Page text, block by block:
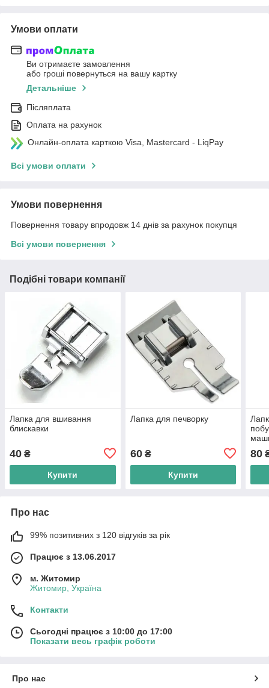
Умови оплати
Ви отримаєте замовлення
або гроші повернуться на вашу картку
Детальніше
Післяплата
Оплата на рахунок
Онлайн-оплата карткою Visa, Mastercard - LiqPay
Всі умови оплати
Умови повернення
Повернення товару впродовж 14 днів за рахунок покупця
Всі умови повернення
Подібні товари компанії
Лапка для вшивання
блискавки
40 ₴
Купити
Лапка для печворку
60₴
Купити
80
Про нас
99% позитивних з 120 відгуків за рік
Працює з 13.06.2017
м. Житомир
Житомир, Україна
Контакти
Сьогодні працює з 10:00 до 17:00
Показати весь графік роботи
Про нас